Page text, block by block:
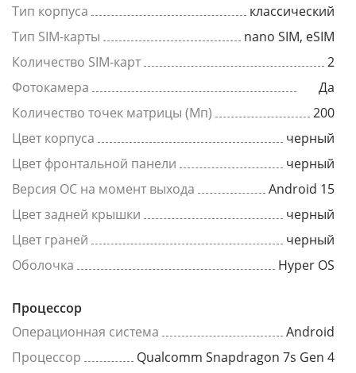
Тип корпуса
классический
Тип SIM-карты
nano SIM, eSIM
Количество SIM-карт
2
Фотокамера
Да
Количество точек матрицы (Мп)
200
Цвет корпуса
черный
Цвет фронтальной панели
черный
Версия ОС на момент выхода
Android 15
Цвет задней крышки
черный
Цвет граней
черный
Оболочка
Hyper OS
Процессор
Операционная система
Android
Процессор
Qualcomm Snapdragon 7s Gen 4